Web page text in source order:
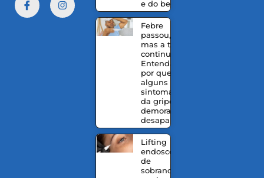
e do bebê
Febre
passou,
mas a tosse
continua?
Entenda
por que
alguns
sintomas
da gripe
demoram a
desaparecer
Lifting
endoscópico
de
sobrancelhas